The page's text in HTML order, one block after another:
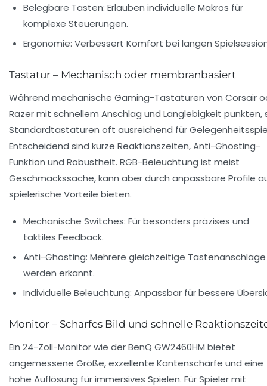
Belegbare Tasten: Erlauben individuelle Makros für
komplexe Steuerungen.
Ergonomie: Verbessert Komfort bei langen
Tastatur – Mechanisch oder membranbasiert
Während mechanische Gaming-Tastaturen von Corsair
Razer mit schnellem Anschlag und Langlebigkeit punkten,
Standardtastaturen oft ausreichend für
Entscheidend sind kurze Reaktionszeiten, Anti-Ghosting-
Funktion und Robustheit. RGB-Beleuchtung ist meist
Geschmackssache, kann aber durch anpassbare Profile
spielerische Vorteile bieten.
Mechanische Switches: Für besonders präzises und
taktiles Feedback.
Anti-Ghosting: Mehrere gleichzeitige Tastenanschläge
werden erkannt.
Individuelle Beleuchtung: Anpassbar für bessere
Monitor – Scharfes Bild und schnelle
Ein 24-Zoll-Monitor wie der BenQ GW2460HM bietet
angemessene Größe, exzellente Kantenschärfe und eine
hohe Auflösung für immersives Spielen. Für Spieler mit